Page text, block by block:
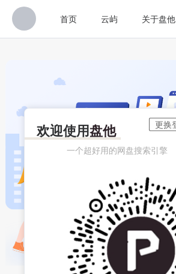
首页 云屿 关于盘他
欢迎使用盘他
一个超好用的网盘搜索引擎